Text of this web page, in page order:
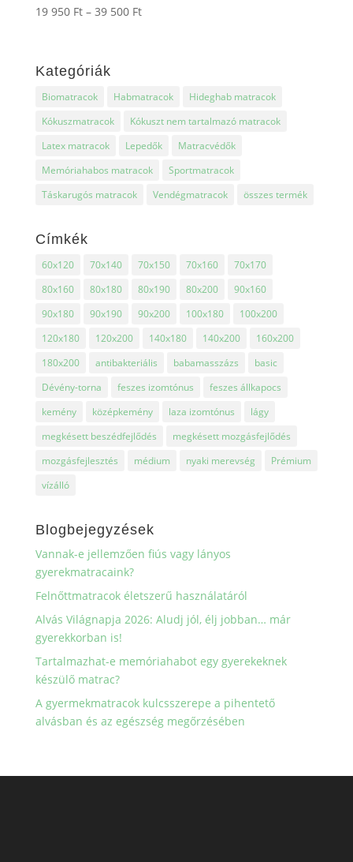
19 950 Ft – 39 500 FtÁrtartomány:
500 Ft
Kategóriák
Biomatracok Habmatracok
Hideghab matracok
Kókuszmatracok
Kókuszt nem tartalmazó matracok
Latex matracok
Lepedők
Matracvédők
Memóriahabos matracok
Sportmatracok
Táskarugós matracok
Vendégmatracok összes termék
Címkék
60x120 70x140 70x150 70x160
70x170
80x160
80x180 80x190 80x200
90x160
90x180
90x190 90x200 100x180
100x200
120x180
120x200 140x180 140x200
160x200
180x200
antibakteriális babamasszázs
basic
Dévény-torna
feszes izomtónus
feszes állkapocs
kemény
középkemény laza izomtónus
lágy
megkésett beszédfejlődés
megkésett mozgásfejlődés
mozgásfejlesztés
médium nyaki merevség
Prémium
vízálló
Blogbejegyzések
Vannak-e jellemzően fiús vagy lányos
gyerekmatracaink?
Felnőttmatracok életszerű használatáról
Alvás Világnapja 2026: Aludj jól, élj jobban… már
gyerekkorban is!
Tartalmazhat-e memóriahabot egy gyerekeknek
készülő matrac?
A gyermekmatracok kulcsszerepe a pihentető
alvásban és az egészség megőrzésében